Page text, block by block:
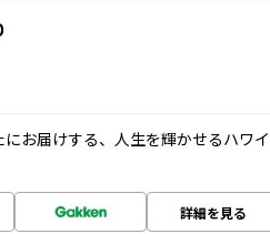
お届けする、人生を輝かせるハワイ
詳細を見る